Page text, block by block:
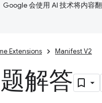
Google 会使用 AI 技术将内容
Extensions Manifest V2
解答